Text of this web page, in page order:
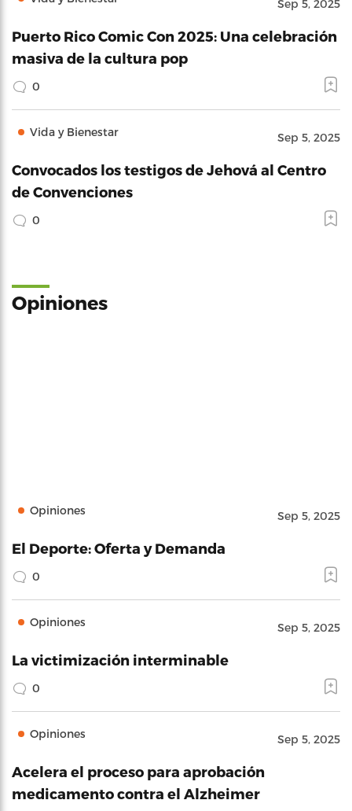
Sep 5, 2025
Puerto Rico Comic Con 2025: Una celebración
masiva de la cultura pop
0
Vida y Bienestar Sep 5, 2025
Convocados los testigos de Jehová al Centro
de Convenciones
0
Opiniones
Opiniones Sep 5, 2025
El Deporte: Oferta y Demanda
0
Opiniones Sep 5, 2025
La victimización interminable
0
Opiniones Sep 5, 2025
Acelera el proceso para aprobación
medicamento contra el Alzheimer